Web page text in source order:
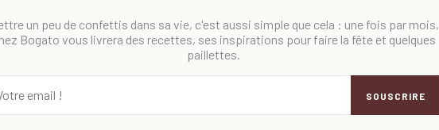
un peu de confettis dans sa vie, c'est aussi simple que cela : une fois par mois,
Bogato vous livrera des recettes, ses inspirations pour faire la fête et quelques
paillettes.
SOUSCRIRE